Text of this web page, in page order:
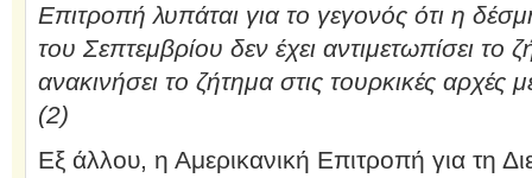
Επιτροπή λυπάται για το γεγονός ότι η
του Σεπτεμβρίου δεν έχει αντιμετωπίσει το
ανακινήσει το ζήτημα στις τουρκικές αρχές
(2)
Εξ άλλου, η Αμερικανική Επιτροπή για τη